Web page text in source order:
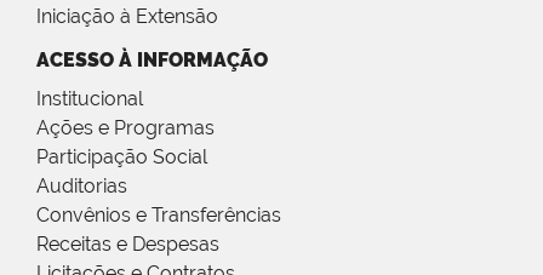
Iniciação à Extensão
ACESSO À INFORMAÇÃO
Institucional
Ações e Programas
Participação Social
Auditorias
Convênios e Transferências
Receitas e Despesas